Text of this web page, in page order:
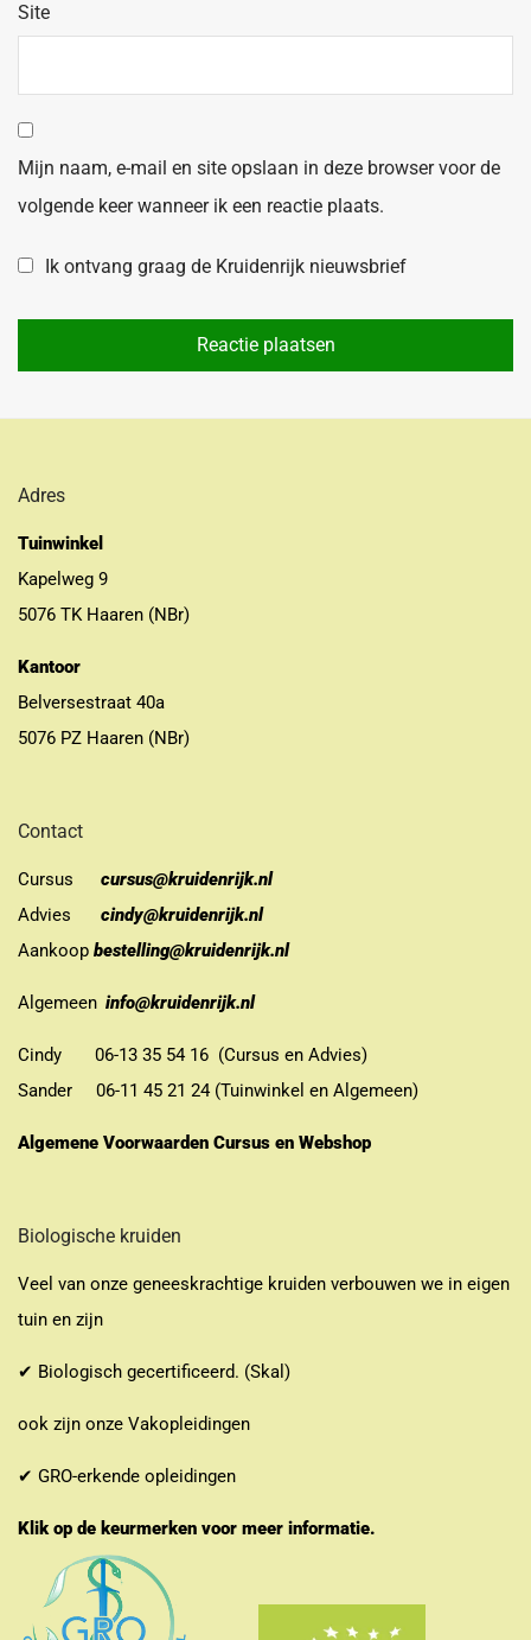
Site
Mijn naam, e-mail en site opslaan in deze browser voor de
volgende keer wanneer ik een reactie plaats.
Ik ontvang graag de Kruidenrijk nieuwsbrief
Adres
Tuinwinkel
Kapelweg 9
5076 TK Haaren (NBr)
Kantoor
Belversestraat 40a
5076 PZ Haaren (NBr)
Contact
Cursus
cursus@kruidenrijk.nl
Advies
cindy@kruidenrijk.nl
Aankoop bestelling@kruidenrijk.nl
Algemeen info@kruidenrijk.nl
Cindy 06-13 35 54 16 (Cursus en Advies)
Sander 06-11 45 21 24 (Tuinwinkel en Algemeen)
Algemene Voorwaarden Cursus en Webshop
Biologische kruiden
Veel van onze geneeskrachtige kruiden verbouwen we in eigen
tuin en zijn
✔ Biologisch gecertificeerd. (Skal)
ook zijn onze Vakopleidingen
✔ GRO-erkende opleidingen
Klik op de keurmerken voor meer informatie.